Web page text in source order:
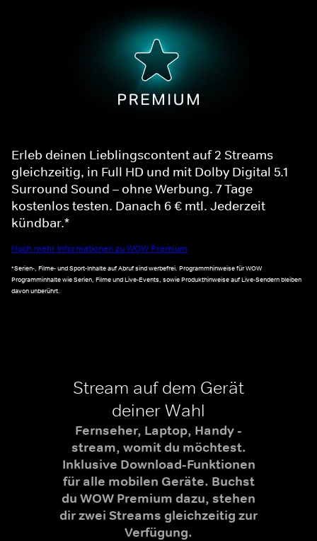
Erleb deinen Lieblingscontent auf 2 Streams
gleichzeitig, in Full HD und mit Dolby Digital 5.1
Surround Sound – ohne Werbung. 7 Tage
kostenlos testen. Danach 6 € mtl. Jederzeit
kündbar.*
Noch mehr Informationen zu WOW Premium
*Serien-, Filme- und Sport-Inhalte auf Abruf sind werbefrei. Programmhinweise für WOW
Programminhalte wie Serien, Filme und Live-Events, sowie Produkthinweise auf Live-Sendern bleiben
davon unberührt.
Stream auf dem Gerät
deiner Wahl
Fernseher, Laptop, Handy -
stream, womit du möchtest.
Inklusive Download-Funktionen
für alle mobilen Geräte. Buchst
du WOW Premium dazu, stehen
dir zwei Streams gleichzeitig zur
Verfügung.